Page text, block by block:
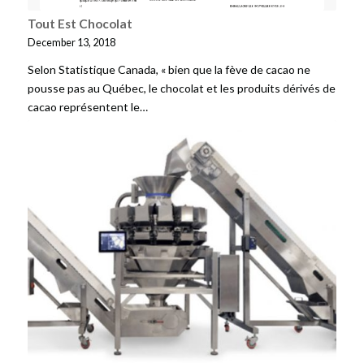
Tout Est Chocolat
December 13, 2018
Selon Statistique Canada, « bien que la fève de cacao ne
pousse pas au Québec, le chocolat et les produits dérivés de
cacao représentent le…